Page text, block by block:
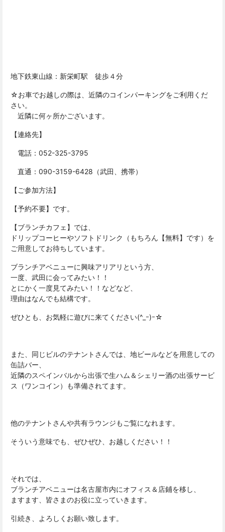
地下鉄東山線：新栄町駅 徒歩４分
☆お車でお越しの際は、近隣のコインパーキングをご利用くだ
さい。
近隣に何ヶ所かございます。
【連絡先】
電話： 052-325-3795
直通： 090-3159-6428 （武田、携帯）
【ご参加方法】
【予約不要】です。
【ブランチカフェ】では、
ドリップコーヒーやソフトドリンク（もちろん【無料】です）を
ご用意してお待ちしています。
ブランチアベニューに興味アリアリという方、
一度、武田に会ってみたい！！
とにかく一度見てみたい！！などなど、
理由はなんでも結構です。
ぜひとも、お気軽に遊びに来てください(^_ｰ)ｰ☆
また、同じビルのテナントさんでは、地ビールなどを用意しての
缶詰バー、
近隣のスペインバルから出張で生ハム＆シェリー酒の出張サービ
ス（ワンコイン）も準備されてます。
他のテナントさんや共有ラウンジもご覧になれます。
そういう意味でも、ぜひぜひ、お越しください！！
それでは、
ブランチアベニューは名古屋市内にオフィス＆店鋪を移し、
ますます、皆さまのお役に立っていきます。
引続き、よろしくお願い致します。